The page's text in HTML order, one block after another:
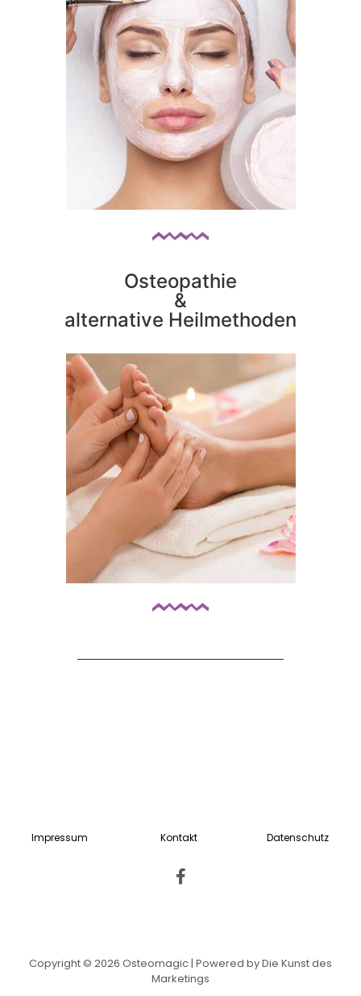
Osteopathie
&
alternative Heilmethoden
Impressum Kontakt Datenschutz
Copyright © 2026 Osteomagic | Powered by Die Kunst des
Marketings